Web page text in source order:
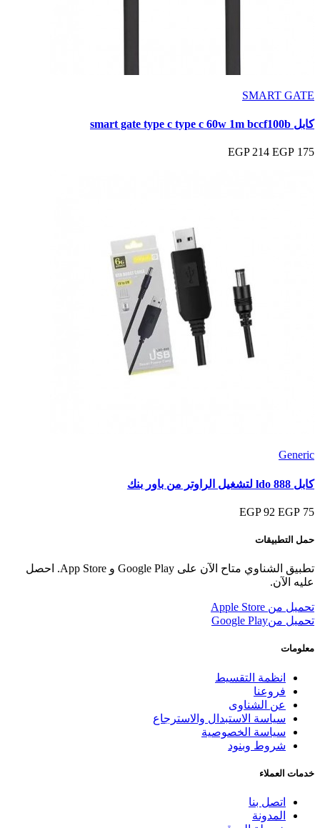
SMART GATE
كابل smart gate type c type c 60w 1m bccf100b
175 EGP
214 EGP
Generic
كابل ldo 888 لتشغيل الراوتر من باور بنك
75 EGP
92 EGP
حمل التطبيقات
تطبيق الشناوي متاح الآن على Google Play و App Store. احصل
عليه الآن.
تحميل من Apple Store
تحميل منGoogle Play
معلومات
انظمة التقسيط
فروعنا
عن الشناوى
سياسة الاستبدال والاسترجاع
سياسة الخصوصية
شروط وبنود
خدمات العملاء
اتصل بنا
المدونة